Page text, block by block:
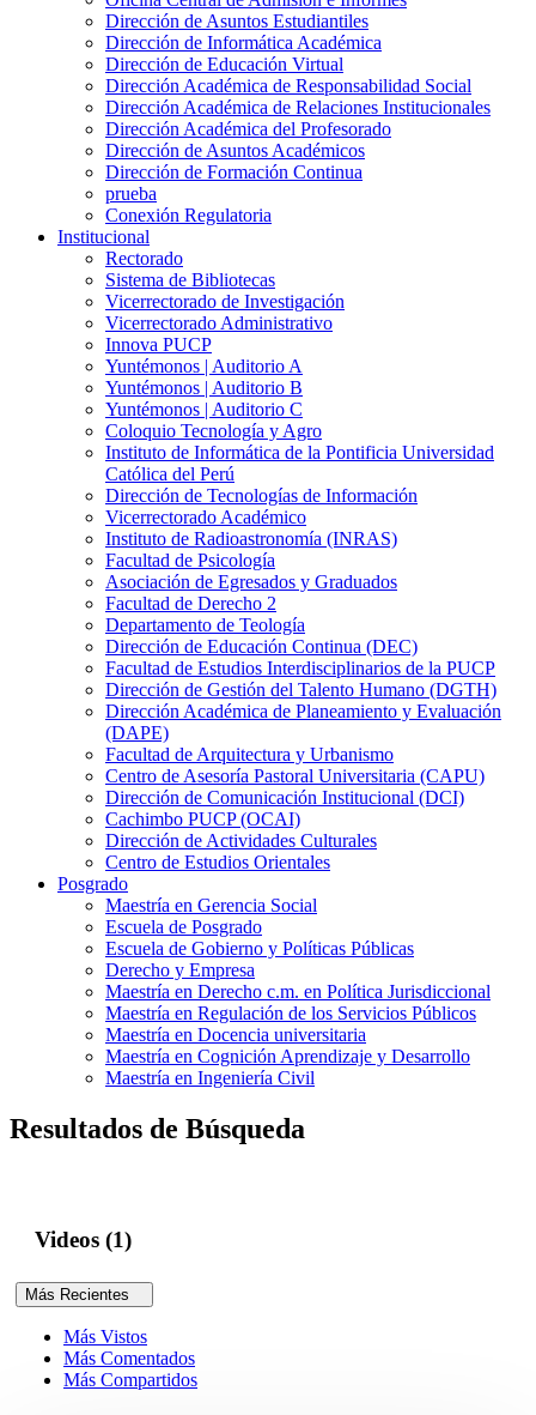
Dirección de Asuntos Estudiantiles
Dirección de Informática Académica
Dirección de Educación Virtual
Dirección Académica de Responsabilidad Social
Dirección Académica de Relaciones Institucionales
Dirección Académica del Profesorado
Dirección de Asuntos Académicos
Dirección de Formación Continua
prueba
Conexión Regulatoria
Institucional
Rectorado
Sistema de Bibliotecas
Vicerrectorado de Investigación
Vicerrectorado Administrativo
Innova PUCP
Yuntémonos | Auditorio A
Yuntémonos | Auditorio B
Yuntémonos | Auditorio C
Coloquio Tecnología y Agro
Instituto de Informática de la Pontificia Universidad
Católica del Perú
Dirección de Tecnologías de Información
Vicerrectorado Académico
Instituto de Radioastronomía (INRAS)
Facultad de Psicología
Asociación de Egresados y Graduados
Facultad de Derecho 2
Departamento de Teología
Dirección de Educación Continua (DEC)
Facultad de Estudios Interdisciplinarios de la PUCP
Dirección de Gestión del Talento Humano (DGTH)
Dirección Académica de Planeamiento y Evaluación
(DAPE)
Facultad de Arquitectura y Urbanismo
Centro de Asesoría Pastoral Universitaria (CAPU)
Dirección de Comunicación Institucional (DCI)
Cachimbo PUCP (OCAI)
Dirección de Actividades Culturales
Centro de Estudios Orientales
Posgrado
Maestría en Gerencia Social
Escuela de Posgrado
Escuela de Gobierno y Políticas Públicas
Derecho y Empresa
Maestría en Derecho c.m. en Política Jurisdiccional
Maestría en Regulación de los Servicios Públicos
Maestría en Docencia universitaria
Maestría en Cognición Aprendizaje y Desarrollo
Maestría en Ingeniería Civil
Resultados de Búsqueda
Videos (1)
Más Recientes
Más Vistos
Más Comentados
Más Compartidos